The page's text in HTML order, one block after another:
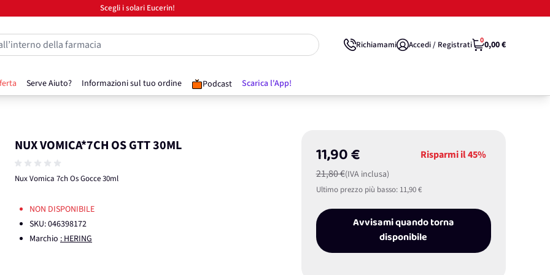
Scegli i solari Eucerin!
Serve Aiuto? Informazioni sul tuo ordine Podcast Scarica l'App!
della farmacia Richiamami Accedi / Registrati 00,00 €
NUX VOMICA*7CH OS GTT 30ML
Nux Vomica 7ch Os Gocce 30ml
11,90 €
21,80 €(IVA inclusa)
Risparmi il45%
Ultimo prezzo più basso: 11,90 €
Avvisami quando torna
disponibile
NON DISPONIBILE
SKU:046398172
Marchio : HERING